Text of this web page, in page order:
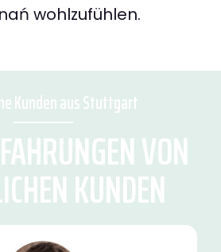
wohlzufühlen.
Kunden aus Stuttgart
VON
KUNDEN